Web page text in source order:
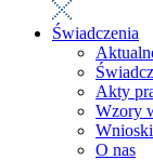
Świadczenia
Akty
Wzory
O nas